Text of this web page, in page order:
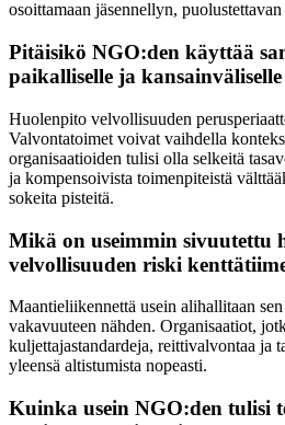
osoittamaan jäsennellyn,
Pitäisikö NGO:den käyttää
paikalliselle ja
Huolenpito velvollisuuden
Valvontatoimet voivat vaihdella
organisaatioiden tulisi olla selkeitä
ja kompensoivista toimenpiteistä
sokeita pisteitä.
Mikä on useimmin sivuutettu
velvollisuuden riski
Maantieliikennettä usein alihallitaan
vakavuuteen nähden. Organisaatiot,
kuljettajastandardeja, reittivalvontaa ja
yleensä altistumista nopeasti.
Kuinka usein NGO:den tulisi